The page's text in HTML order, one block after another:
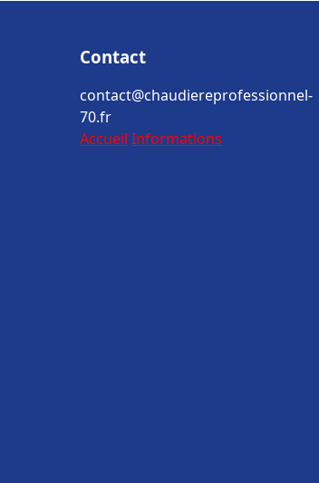
Contact
contact@chaudiereprofessionnel-
70.fr
Accueil Informations